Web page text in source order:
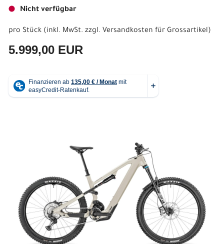
Nicht verfügbar
pro Stück (inkl. MwSt. zzgl. Versandkosten für Grossartikel)
5.999,00 EUR